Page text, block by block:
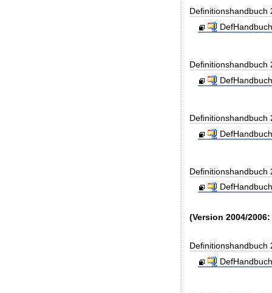
Definitionshandbuch
Definitionshandbuch
Definitionshandbuch
Definitionshandbuch
(Version 2004/
Definitionshandbuch